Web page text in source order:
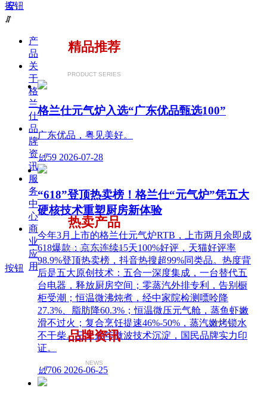
按钮
按钮
끀
ꁲ
产
品
关
于
格
兰
仕
品
牌
资
讯
服
务
中
心
商
业
应
用
精品推荐
PRODUCT SERIES
格兰仕元气炉入选“广东优品甄选100”
广东优品，粤见美好。
넶59 2026-07-28
“618”登顶热卖榜！格兰仕“元气炉”凭五大
硬核技术重塑厨房新体验
今年3月上市的格兰仕元气炉RTB，上市两月余即成
618爆款：京东连续15天100%好评，天猫好评率
98.9%登顶热卖榜，抖音热搜超99%同类品。热度背
后是五大原创技术：五合一深度集成，一台替代五
台电器，释放厨房空间；零蒸汽外排专利，告别橱
柜受潮；恒温微沸炖煮，经中家院检测嘌呤降
27.3%、脂肪降60.3%；恒温微压元气舱，蒸鱼虾嫩
滑不过火；复合烹饪提速46%-50%，蒸汽嫩烤锁水
不干柴。三十余年微波技术沉淀，国民品牌实力印
证。
넶706 2026-06-25
品牌资讯
NEWS
热卖产品
SELLING PRODUCTS